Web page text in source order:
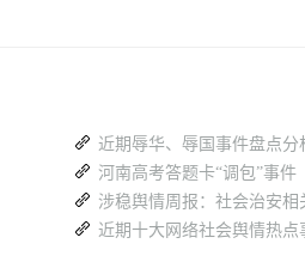
近期辱华、辱国事件盘点分
河南高考答题卡“调包”事件
近期十大网络社会舆情热点